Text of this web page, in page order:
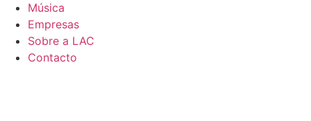
Música
Empresas
Sobre a LAC
Contacto